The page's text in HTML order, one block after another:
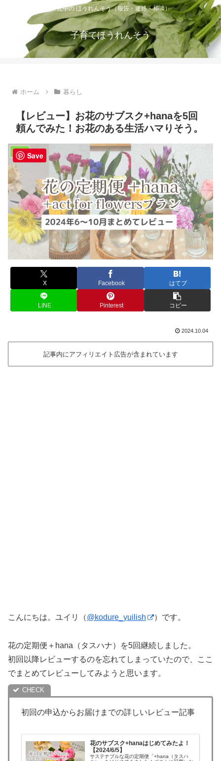
育児中の ほうれんそう（報告・連絡・相談）
子育てほうれんそう
ホーム 暮らし
【レビュー】お花のサブスク+hanaを5回
頼んでみた！お花のある生活ハマりそう。
暮らし
X Facebook はてブ
LINE Pinterest コピー
2024.10.04
記事内にアフィリエイト広告が含まれています
こんにちは。ユイリ（@kodure_yuilish ）です。
花の定期便＋hana（タスハナ）を5回継続しました。
初回以降レビューするのを忘れてしまっていたので、ここ
でまとめてレビューしてみようと思います。
初回の申込からお届けまでの詳しいレビュー記事
花のサブスク+hanaはじめてみたよ！
【2024/6/5】
サステナブルな花の定期便「+hana（タスハ
Save